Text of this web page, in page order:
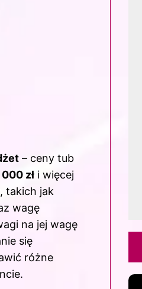
– ceny tub
zł i więcej
takich jak
wagę
na jej wagę
się
różne